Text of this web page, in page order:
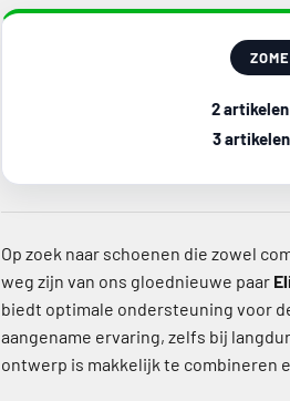
2 artikelen
3 artikelen
Op zoek naar schoenen die zowel
weg zijn van ons gloednieuwe paar
biedt optimale ondersteuning voor
aangename ervaring, zelfs bij
ontwerp is makkelijk te combineren